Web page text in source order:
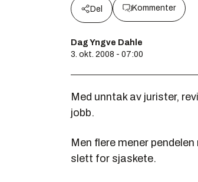
Del Kommenter
Dag Yngve Dahle
3. okt. 2008 - 07:00
Med unntak av jurister,
jobb.
Men flere mener
slett for sjaskete.